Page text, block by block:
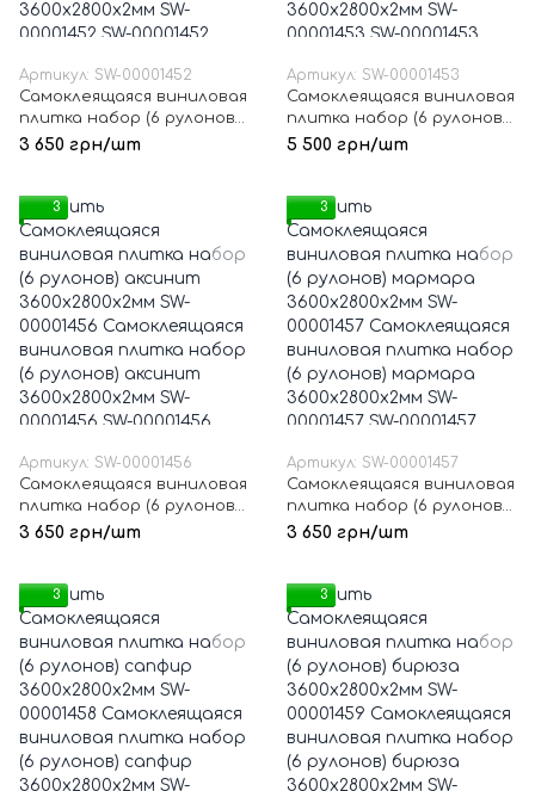
Артикул: SW-00001452
Самоклеящаяся виниловая
плитка набор (6 рулонов)
топаз 3600х2800х2мм SW-
3 650 грн/шт
Артикул: SW-00001453
Самоклеящаяся виниловая
плитка набор (6 рулонов)
кварц 3600х2800х2мм SW-
5 500 грн/шт
3
Артикул: SW-00001456
Самоклеящаяся виниловая
плитка набор (6 рулонов)
аксинит 3600х2800х2мм
3 650 грн/шт
3
Артикул: SW-00001457
Самоклеящаяся виниловая
плитка набор (6 рулонов)
мармара 3600х2800х2мм
3 650 грн/шт
3 3